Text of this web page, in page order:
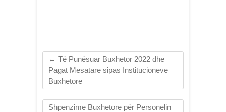
← Të Punësuar Buxhetor 2022 dhe
Pagat Mesatare sipas Institucioneve
Buxhetore
Shpenzime Buxhetore për Personelin